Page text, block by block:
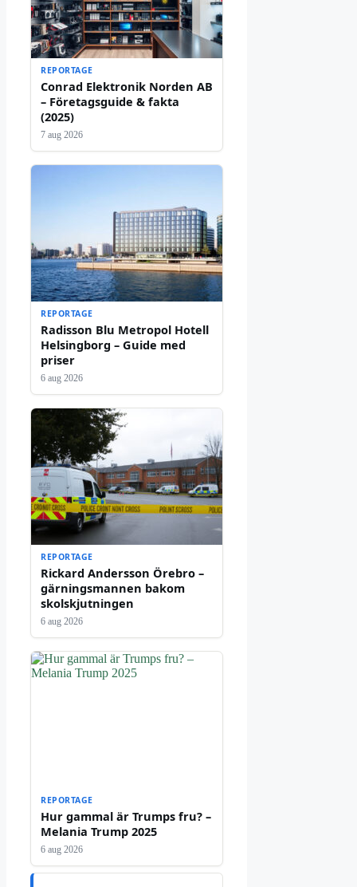
REPORTAGE
Conrad Elektronik Norden AB
– Företagsguide & fakta
(2025)
7 aug 2026
REPORTAGE
Radisson Blu Metropol Hotell
Helsingborg – Guide med
priser
6 aug 2026
REPORTAGE
Rickard Andersson Örebro –
gärningsmannen bakom
skolskjutningen
6 aug 2026
REPORTAGE
Hur gammal är Trumps fru? –
Melania Trump 2025
6 aug 2026